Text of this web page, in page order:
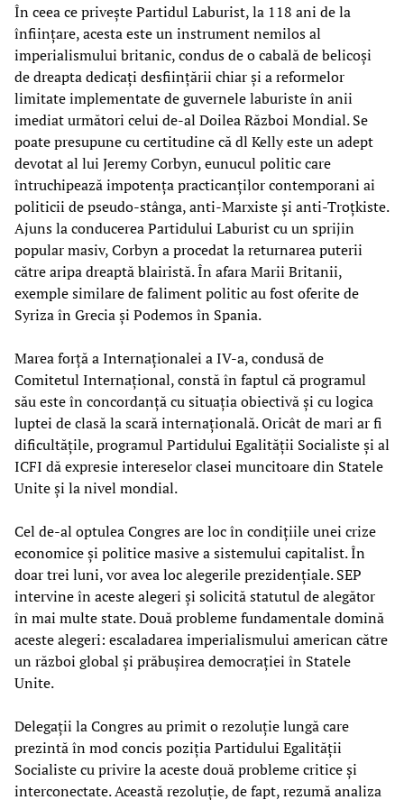
În ceea ce privește Partidul Laburist, la 118 ani de la
înființare, acesta este un instrument nemilos al
imperialismului britanic, condus de o cabală de belicoși
de dreapta dedicați desființării chiar și a reformelor
limitate implementate de guvernele laburiste în anii
imediat următori celui de-al Doilea Război Mondial. Se
poate presupune cu certitudine că dl Kelly este un adept
devotat al lui Jeremy Corbyn, eunucul politic care
întruchipează impotența practicanților contemporani ai
politicii de pseudo-stânga, anti-Marxiste și anti-Troțkiste.
Ajuns la conducerea Partidului Laburist cu un sprijin
popular masiv, Corbyn a procedat la returnarea puterii
către aripa dreaptă blairistă. În afara Marii Britanii,
exemple similare de faliment politic au fost oferite de
Syriza în Grecia și Podemos în Spania.
Marea forță a Internaționalei a IV-a, condusă de
Comitetul Internațional, constă în faptul că programul
său este în concordanță cu situația obiectivă și cu logica
luptei de clasă la scară internațională. Oricât de mari ar fi
dificultățile, programul Partidului Egalității Socialiste și al
ICFI dă expresie intereselor clasei muncitoare din Statele
Unite și la nivel mondial.
Cel de-al optulea Congres are loc în condițiile unei crize
economice și politice masive a sistemului capitalist. În
doar trei luni, vor avea loc alegerile prezidențiale. SEP
intervine în aceste alegeri și solicită statutul de alegător
în mai multe state. Două probleme fundamentale domină
aceste alegeri: escaladarea imperialismului american către
un război global și prăbușirea democrației în Statele
Unite.
Delegații la Congres au primit o rezoluție lungă care
prezintă în mod concis poziția Partidului Egalității
Socialiste cu privire la aceste două probleme critice și
interconectate. Această rezoluție, de fapt, rezumă analiza